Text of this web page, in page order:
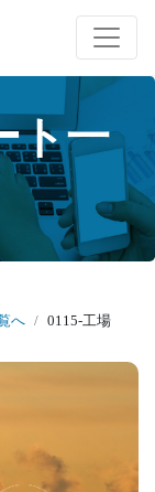
ト一
へ 0115-工場